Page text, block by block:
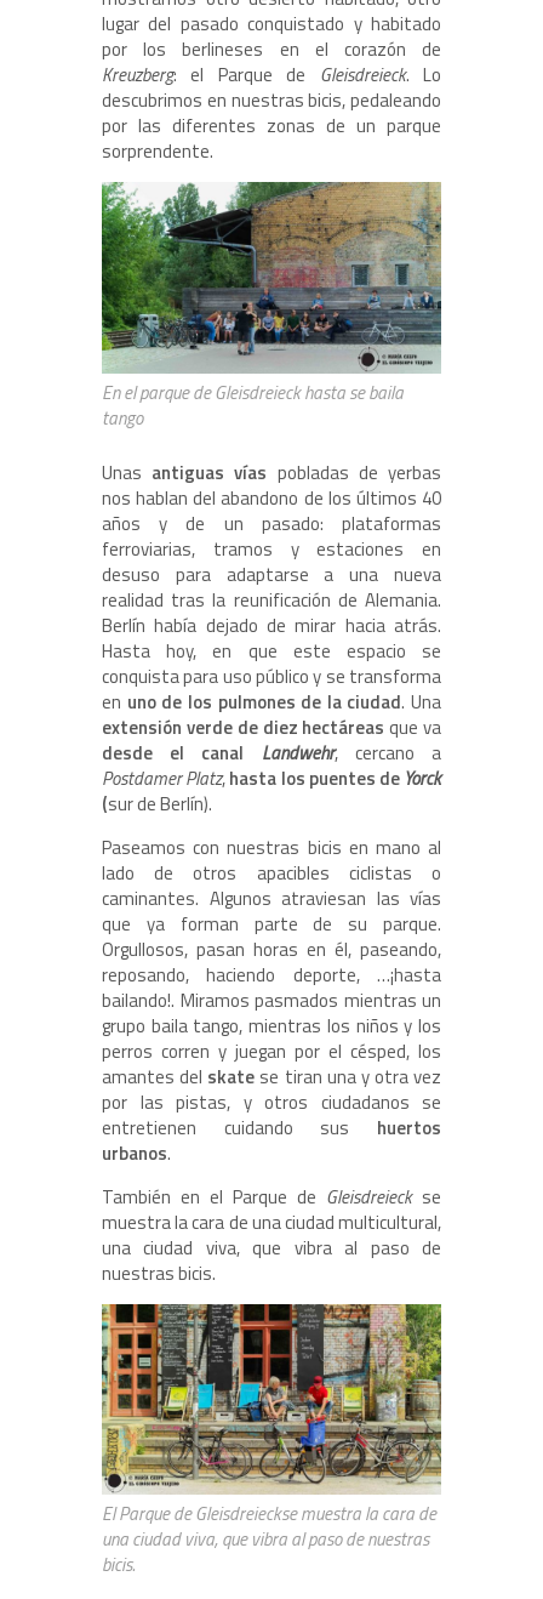
lugar del pasado conquistado y habitado
por los berlineses en el corazón de
Kreuzberg: el Parque de Gleisdreieck. Lo
descubrimos en nuestras bicis, pedaleando
por las diferentes zonas de un parque
sorprendente.
En el parque de Gleisdreieck hasta se baila
tango
Unas antiguas vías pobladas de yerbas
nos hablan del abandono de los últimos 40
años y de un pasado: plataformas
ferroviarias, tramos y estaciones en
desuso para adaptarse a una nueva
realidad tras la reunificación de Alemania.
Berlín había dejado de mirar hacia atrás.
Hasta hoy, en que este espacio se
conquista para uso público y se transforma
en uno de los pulmones de la ciudad. Una
extensión verde de diez hectáreas que va
desde el canal Landwehr, cercano a
Postdamer Platz,hasta los puentes de Yorck
(sur de Berlín).
Paseamos con nuestras bicis en mano al
lado de otros apacibles ciclistas o
caminantes. Algunos atraviesan las vías
que ya forman parte de su parque.
Orgullosos, pasan horas en él, paseando,
reposando, haciendo deporte, …¡hasta
bailando!. Miramos pasmados mientras un
grupo baila tango, mientras los niños y los
perros corren y juegan por el césped, los
amantes del skate se tiran una y otra vez
por las pistas, y otros ciudadanos se
entretienen cuidando sus huertos
urbanos.
También en el Parque de Gleisdreieckse
muestra la cara de una ciudad multicultural,
una ciudad viva, que vibra al paso de
nuestras bicis.
El Parque de Gleisdreieckse muestra la cara de
una ciudad viva, que vibra al paso de nuestras
bicis.